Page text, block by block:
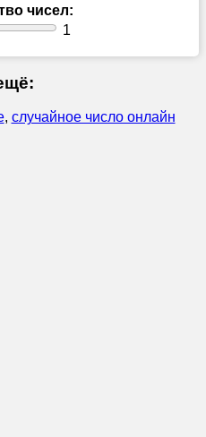
чисел:
1
, случайное число онлайн